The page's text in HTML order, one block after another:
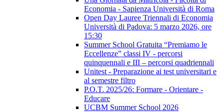
Economia - Sapienza Università di Roma
Open Day Lauree Triennali di Economia
Università di Padova: 5 marzo 2026, ore
15:30
Summer School Gratuita “Premiamo le
Eccellenze” classi IV - percorsi
quinquennali e III – percorsi quadriennali
Unitest - Preparazione ai test universitari e
al semestre filtro
P.O.T. 2025/26: Formare - Orientare -
Educare
UCBM Summer School 2026